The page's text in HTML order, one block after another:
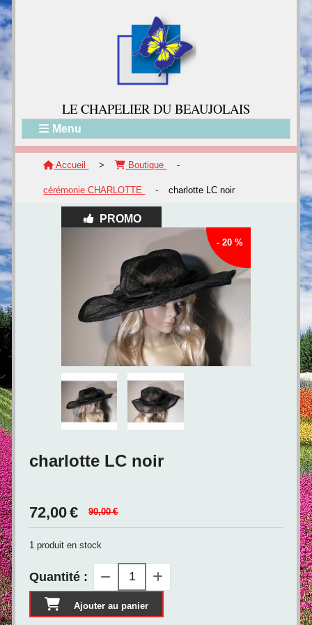
LE CHAPELIER DU BEAUJOLAIS
Menu
Accueil > Boutique -
cérémonie CHARLOTTE - charlotte LC noir
PROMO
- 20 %
charlotte LC noir
72,00€ 90,00€
1 produit en stock
Quantité :
Ajouter au panier